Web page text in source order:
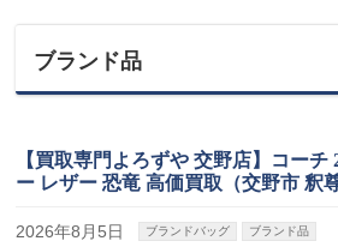
ブランド品
【買取専門よろずや 交野店】コー
ー レザー 恐竜 高価買取（交野市 釈
2026年8月5日 ブランドバッグ ブランド品